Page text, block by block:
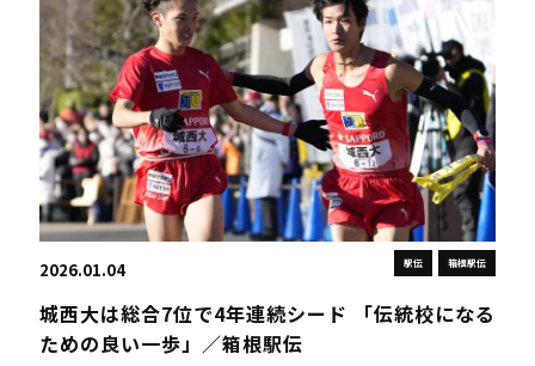
駅伝 箱根駅伝
2026.01.04
城西大は総合7位で4年連続シード 「伝統校になる
ための良い一歩」／箱根駅伝